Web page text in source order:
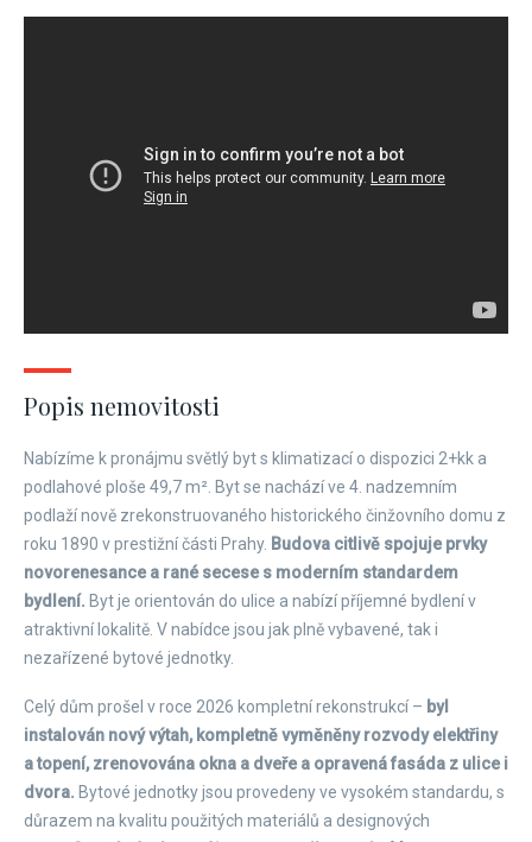
Popis nemovitosti
Nabízíme k pronájmu světlý byt s klimatizací o dispozici 2+kk a
podlahové ploše 49,7 m². Byt se nachází ve 4. nadzemním
podlaží nově zrekonstruovaného historického činžovního domu z
roku 1890 v prestižní části Prahy. Budova citlivě spojuje prvky
novorenesance a rané secese s moderním standardem
bydlení. Byt je orientován do ulice a nabízí příjemné bydlení v
atraktivní lokalitě. V nabídce jsou jak plně vybavené, tak i
nezařízené bytové jednotky.
Celý dům prošel v roce 2026 kompletní rekonstrukcí – byl
instalován nový výtah, kompletně vyměněny rozvody elektřiny
a topení, zrenovována okna a dveře a opravená fasáda z ulice i
dvora. Bytové jednotky jsou provedeny ve vysokém standardu, s
důrazem na kvalitu použitých materiálů a designových